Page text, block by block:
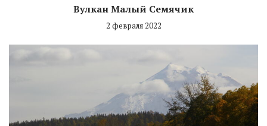
Вулкан Малый Семячик
2 февраля 2022